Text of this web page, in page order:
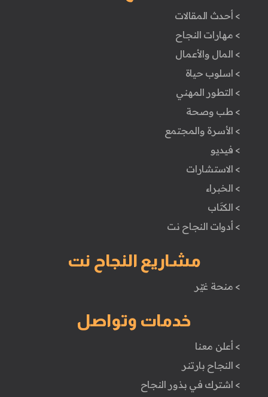
> أحدث المقالات
> مهارات النجاح
> المال والأعمال
> اسلوب حياة
> التطور المهني
> طب وصحة
> الأسرة والمجتمع
> فيديو
> الاستشارات
> الخبراء
> الكتَاب
> أدوات النجاح نت
مشاريع النجاح نت
> منحة غيّر
خدمات وتواصل
> أعلن معنا
> النجاح بارتنر
> اشترك في بذور النجاح